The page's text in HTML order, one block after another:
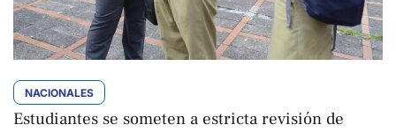
NACIONALES
Estudiantes se someten a estricta revisión de